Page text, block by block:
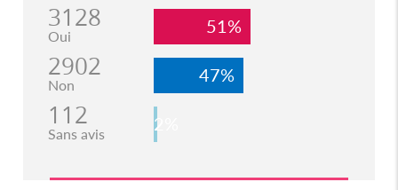
3128
Oui 51%
2902
Non 47%
112
Sans avis 2%